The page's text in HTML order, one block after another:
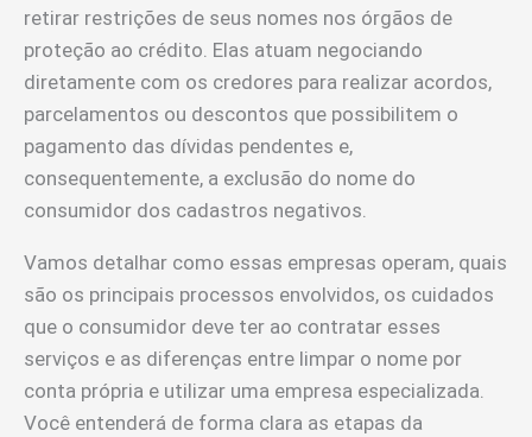
retirar restrições de seus nomes nos órgãos de
proteção ao crédito. Elas atuam negociando
diretamente com os credores para realizar acordos,
parcelamentos ou descontos que possibilitem o
pagamento das dívidas pendentes e,
consequentemente, a exclusão do nome do
consumidor dos cadastros negativos.
Vamos detalhar como essas empresas operam, quais
são os principais processos envolvidos, os cuidados
que o consumidor deve ter ao contratar esses
serviços e as diferenças entre limpar o nome por
conta própria e utilizar uma empresa especializada.
Você entenderá de forma clara as etapas da